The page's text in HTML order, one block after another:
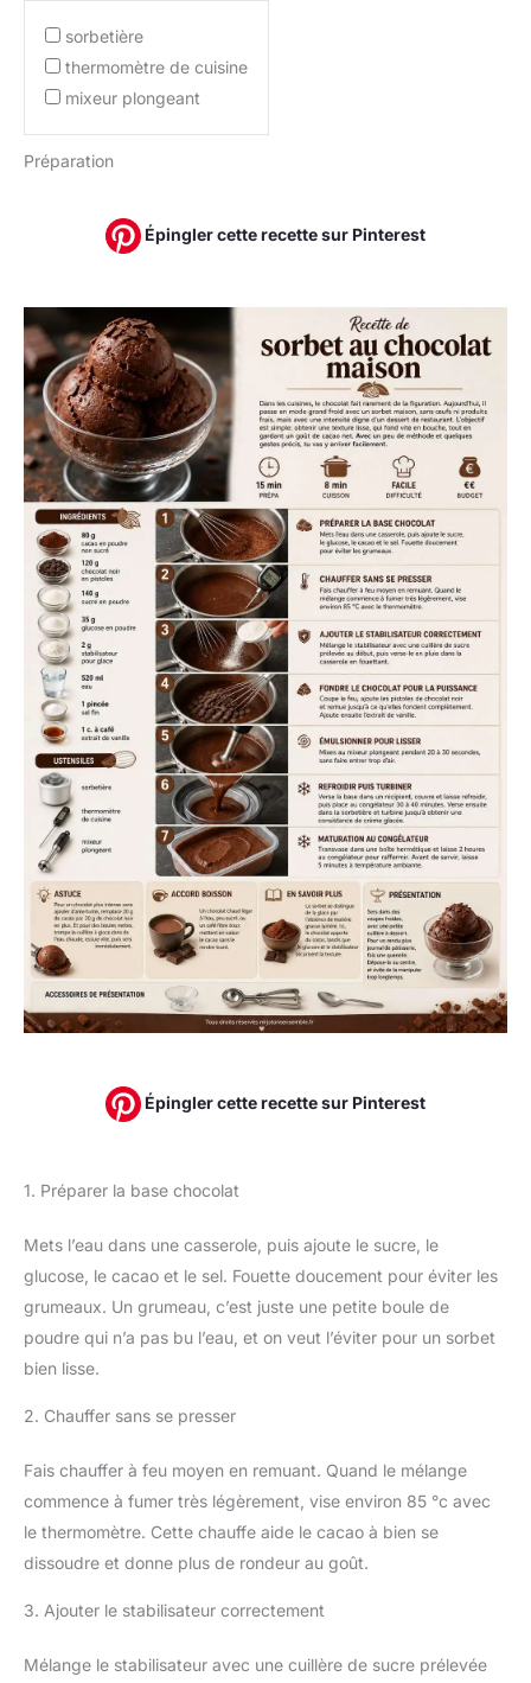
sorbetière
thermomètre de cuisine
mixeur plongeant
Préparation
Épingler cette recette sur Pinterest
Épingler cette recette sur Pinterest
1. Préparer la base chocolat
Mets l’eau dans une casserole, puis ajoute le sucre, le
glucose, le cacao et le sel. Fouette doucement pour éviter les
grumeaux. Un grumeau, c’est juste une petite boule de
poudre qui n’a pas bu l’eau, et on veut l’éviter pour un sorbet
bien lisse.
2. Chauffer sans se presser
Fais chauffer à feu moyen en remuant. Quand le mélange
commence à fumer très légèrement, vise environ 85 °c avec
le thermomètre. Cette chauffe aide le cacao à bien se
dissoudre et donne plus de rondeur au goût.
3. Ajouter le stabilisateur correctement
Mélange le stabilisateur avec une cuillère de sucre prélevée